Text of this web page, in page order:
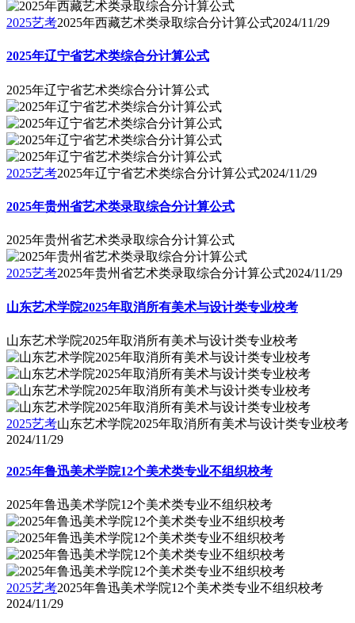
2025艺考2025年西藏艺术类录取综合分计算公式2024/11/29
2025年辽宁省艺术类综合分计算公式
2025年辽宁省艺术类综合分计算公式
2025艺考2025年辽宁省艺术类综合分计算公式2024/11/29
2025年贵州省艺术类录取综合分计算公式
2025年贵州省艺术类录取综合分计算公式
2025艺考2025年贵州省艺术类录取综合分计算公式2024/11/29
山东艺术学院2025年取消所有美术与设计类专业校考
山东艺术学院2025年取消所有美术与设计类专业校考
2025艺考山东艺术学院2025年取消所有美术与设计类专业校考
2024/11/29
2025年鲁迅美术学院12个美术类专业不组织校考
2025年鲁迅美术学院12个美术类专业不组织校考
2025艺考2025年鲁迅美术学院12个美术类专业不组织校考
2024/11/29